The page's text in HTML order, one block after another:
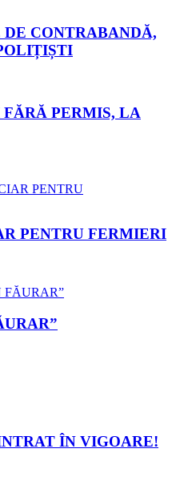
CONTRABANDĂ,
PERMIS, LA
PENTRU FERMIERI
ÎN VIGOARE!